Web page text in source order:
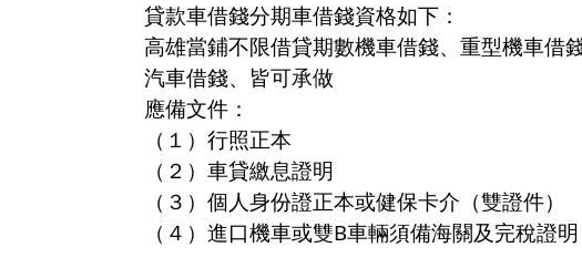
貸款車借錢分期車借錢資格如下：
高雄當鋪不限借貸期數機車借錢、 重型機車借
汽車借錢、皆可承做
應備文件：
（１）行照正本
（２）車貸繳息證明
（３）個人身份證正本或健保卡介（雙證件）
（４）進口機車或雙B車輛須備海關及完稅證明